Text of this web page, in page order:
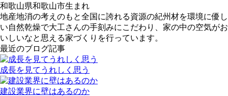
和歌山県和歌山市生まれ
地産地消の考えのもと全国に誇れる資源の紀州材を環境に優し
い自然乾燥で大工さんの手刻みにこだわり、家の中の空気がお
いしいなと思える家づくりを行っています。
最近のブログ記事
成長を見てうれしく思う
建設業界に壁はあるのか